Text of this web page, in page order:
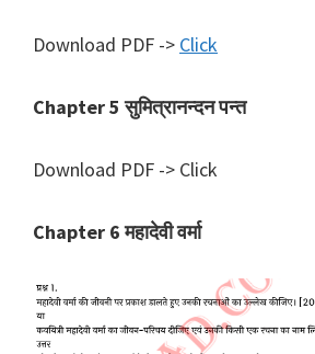
Download PDF -> Click
Chapter 5 सुमित्रानन्दन पन्त
Download PDF -> Click
Chapter 6 महादेवी वर्मा